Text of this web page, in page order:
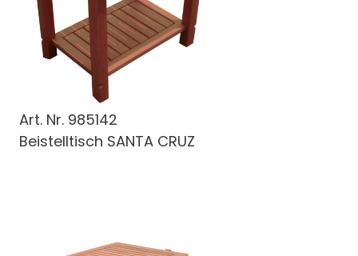
Art. Nr. 985142
Beistelltisch SANTA CRUZ